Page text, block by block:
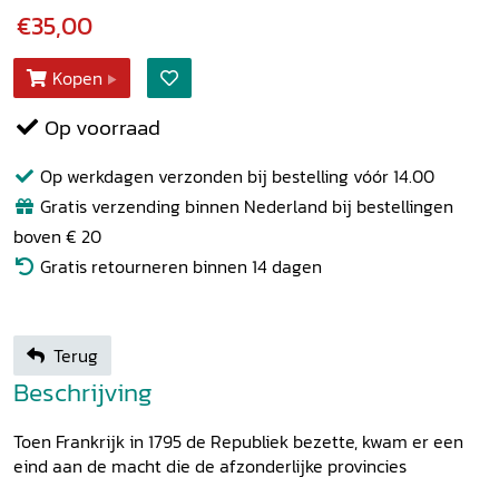
€35,00
Kopen
Op voorraad
Op werkdagen verzonden bij bestelling vóór 14.00
Gratis verzending binnen Nederland bij bestellingen
boven € 20
Gratis retourneren binnen 14 dagen
Terug
Beschrijving
Toen Frankrijk in 1795 de Republiek bezette, kwam er een
eind aan de macht die de afzonderlijke provincies